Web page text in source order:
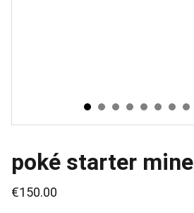
poké starter mine
€150.00